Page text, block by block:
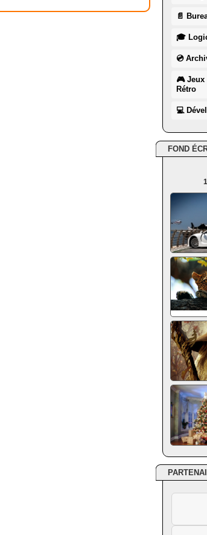
📄
🎓
💿
🎮 Jeux
Rétro
💻
FOND